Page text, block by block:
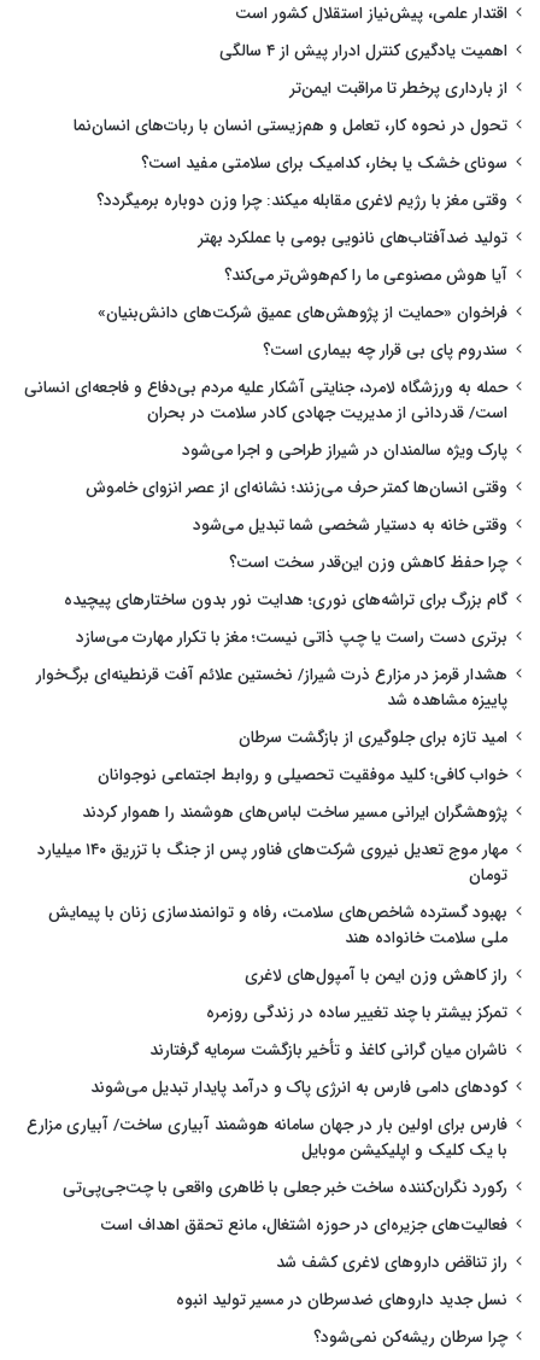
اقتدار علمی، پیش‌نیاز استقلال کشور است
اهمیت یادگیری کنترل ادرار پیش از ۴ سالگی
از بارداری پرخطر تا مراقبت ایمن‌تر
تحول در نحوه کار، تعامل و هم‌زیستی انسان با ربات‌های انسان‌نما
سونای خشک یا بخار، کدامیک برای سلامتی مفید است؟
وقتی مغز با رژیم لاغری مقابله میکند: چرا وزن دوباره برمیگردد؟
تولید ضدآفتاب‌های نانویی بومی با عملکرد بهتر
آیا هوش مصنوعی ما را کم‌هوش‌تر می‌کند؟
فراخوان «حمایت از پژوهش‌های عمیق شرکت‌های دانش‌بنیان»
سندروم پای بی قرار چه بیماری است؟
حمله به ورزشگاه لامرد، جنایتی آشکار علیه مردم بی‌دفاع و فاجعه‌ای انسانی
است/ قدردانی از مدیریت جهادی کادر سلامت در بحران
پارک ویژه سالمندان در شیراز طراحی و اجرا می‌شود
وقتی انسان‌ها کمتر حرف می‌زنند؛ نشانه‌ای از عصر انزوای خاموش
وقتی خانه به دستیار شخصی شما تبدیل می‌شود
چرا حفظ کاهش وزن این‌قدر سخت است؟
گام بزرگ برای تراشه‌های نوری؛ هدایت نور بدون ساختارهای پیچیده
برتری دست راست یا چپ ذاتی نیست؛ مغز با تکرار مهارت می‌سازد
هشدار قرمز در مزارع ذرت شیراز/ نخستین علائم آفت قرنطینه‌ای برگ‌خوار
پاییزه مشاهده شد
امید تازه برای جلوگیری از بازگشت سرطان
خواب کافی؛ کلید موفقیت تحصیلی و روابط اجتماعی نوجوانان
پژوهشگران ایرانی مسیر ساخت لباس‌های هوشمند را هموار کردند
مهار موج تعدیل نیروی شرکت‌های فناور پس از جنگ با تزریق ۱۴۰ میلیارد
تومان
بهبود گسترده شاخص‌های سلامت، رفاه و توانمندسازی زنان با پیمایش
ملی سلامت خانواده هند
راز کاهش وزن ایمن با آمپول‌های لاغری
تمرکز بیشتر با چند تغییر ساده در زندگی روزمره
ناشران میان گرانی کاغذ و تأخیر بازگشت سرمایه گرفتارند
کودهای دامی فارس به انرژی پاک و درآمد پایدار تبدیل می‌شوند
فارس برای اولین بار در جهان سامانه هوشمند آبیاری ساخت/ آبیاری مزارع
با یک کلیک و اپلیکیشن موبایل
رکورد نگران‌کننده ساخت خبر جعلی با ظاهری واقعی با چت‌جی‌پی‌تی
فعالیت‌های جزیره‌ای در حوزه اشتغال، مانع تحقق اهداف است
راز تناقض داروهای لاغری کشف شد
نسل جدید داروهای ضدسرطان در مسیر تولید انبوه
چرا سرطان ریشه‌کن نمی‌شود؟